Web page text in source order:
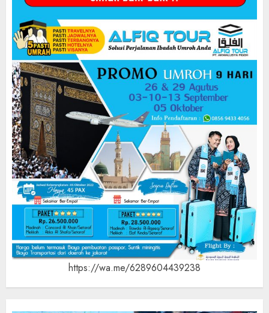
https://wa.me/6289604439238